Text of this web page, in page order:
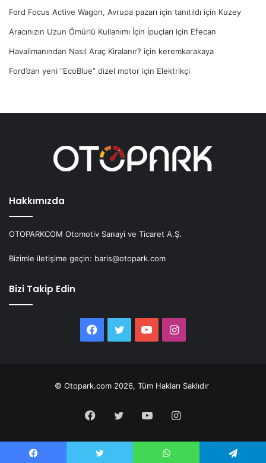
Ford Focus Active Wagon, Avrupa pazarı için tanıtıldı için Kuzey
Aracınızın Uzun Ömürlü Kullanımı İçin İpuçları için Efecan
Havalimanından Nasıl Araç Kiralanır? için keremkarakaya
Ford’dan yeni “EcoBlue” dizel motor için Elektrikçi
Hakkımızda
OTOPARKCOM Otomotiv Sanayi ve Ticaret A.Ş.
Bizimle iletişime geçin: baris@otopark.com
Bizi Takip Edin
Facebook
Twitter YouTubeInstagram
© Otopark.com 2026, Tüm Hakları Saklıdır
Facebook
Twitter YouTubeInstagram